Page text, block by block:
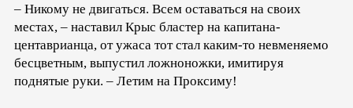
– Никому не двигаться. Всем оставаться на своих
местах, – наставил Крыс бластер на капитана-
центаврианца, от ужаса тот стал каким-то невменяемо
бесцветным, выпустил ложноножки, имитируя
поднятые руки. – Летим на Проксиму!